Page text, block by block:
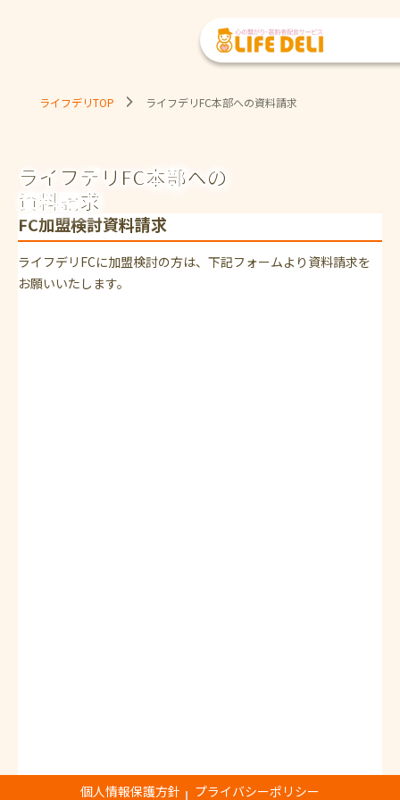
ライフデリTOP ライフデリFC本部への資料請求
ライフデリFC本部への
資料請求
FC加盟検討資料請求
ライフデリFCに加盟検討の方は、下記フォームより資料請求を
お願いいたします。
個人情報保護方針 プライバシーポリシー